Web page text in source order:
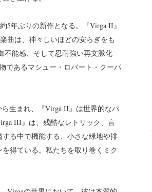
5年ぶりの新作となる。『Virga II』
曲は、神々しいほどの安らぎをも
不能感、そして忍耐強い再文脈化
であるマシュー・ロバート・クーパ
生まれ、『Virga II』は世界的なパ
III』は、残酷なレトリック、言
る中で機能する、小さな緑地や排
得ている。私たちを取り巻くミク